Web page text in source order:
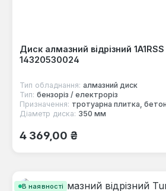
Диск алмазний відрізний
14320530024
Тип обладнання: алмазний диск
Тип: бензоріз / електроріз
Призначення: тротуарна плитка, бетон
Діаметр диска: 350 мм
Звичайна ціна:
4 369,00 ₴
В наявності